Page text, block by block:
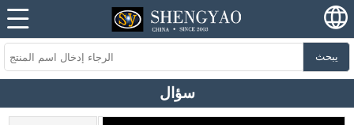
يبحث
سؤال